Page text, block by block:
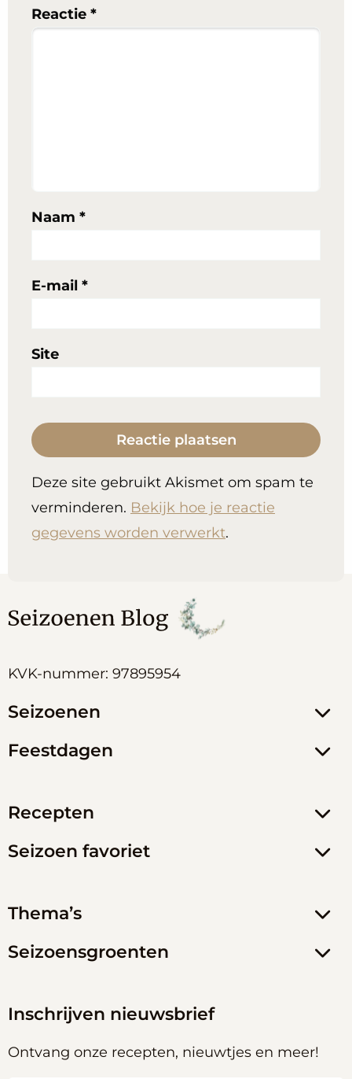
Reactie *
Naam *
E-mail *
Site
Deze site gebruikt Akismet om spam te
verminderen. Bekijk hoe je reactie
gegevens worden verwerkt.
KVK-nummer: 97895954
Seizoenen
Feestdagen
Recepten
Seizoen favoriet
Thema’s
Seizoensgroenten
Inschrijven nieuwsbrief
Ontvang onze recepten, nieuwtjes en meer!